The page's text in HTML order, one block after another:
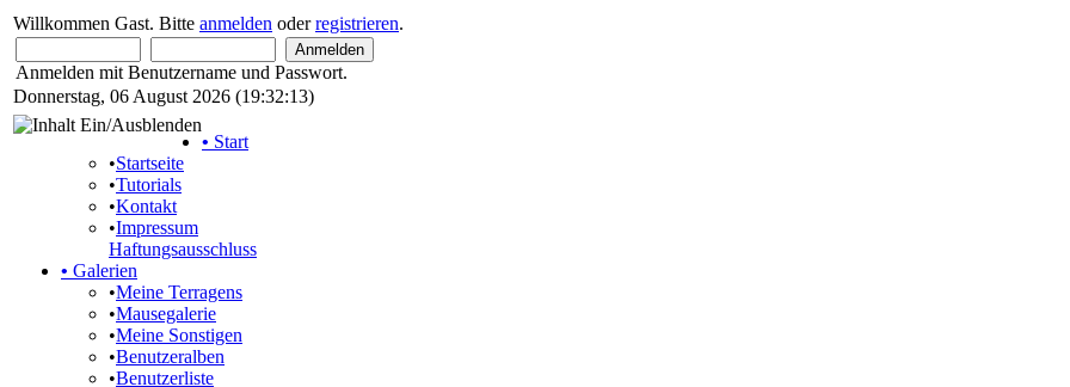
Willkommen Gast. Bitte anmelden oderregistrieren.
Anmelden mit Benutzername und Passwort.
Donnerstag, 06 August 2026 (19:32:13)
• Start
•Startseite
•Tutorials
•Kontakt
•Impressum
Haftungsausschluss
• Galerien
•Meine Terragens
•Mausegalerie
•Meine Sonstigen
•Benutzeralben
•Benutzerliste